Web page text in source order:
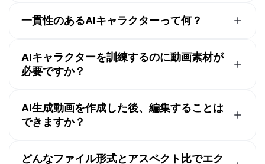
クターを使用できます。
キャラクター画像をアップロードすることもできます。
ークフローから恩恵を受けることができます。
ディングを強化し、プラットフォームやキャンペーン全
体でビジュアルコンテンツをより統一感のあるものにし
ています。
や参照画像の再アップロードの必要性を排除します。キ
力することで、あらかじめ用意されたストックキャラク
ターをタグ付けすることもできます。
いる動画を生成する」というようなプロンプトを入力し
ます。より具体的な結果を得るために、動き、衣装、表
情、カメラのフォーカス、スピーチ、背景の説明を追加
一貫性のあるAIキャラクターって何？
じて同じ外見、声、アイデンティティを保つ再利用可能
なAI生成人間、
、またはマスコットです。毎回
するのに役立ちます
AIキャラクターを訓練するのに動画素材が
必要ですか？
クターを作成できるから、動画を録画したりアップロー
ドしたりする必要がないんだ。
AI生成動画を作成した後、編集することは
できますか？
ップエディターが含まれていて、シーンのトリミング、
どんなファイル形式とアスペクト比でエク